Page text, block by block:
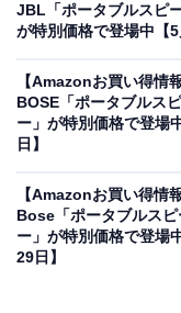
る独自レビューなど、
※本記事で紹介している
オールアバウトに還元さ
JVCケンウッド
JBL「ポータブルスピ
が特別価格で登場中【5
【Amazonお買い得情報
BOSE「ポータブルス
ー」が特別価格で登場
日】
【Amazonお買い得情報
Bose「ポータブルスピ
ー」が特別価格で登場
29日】